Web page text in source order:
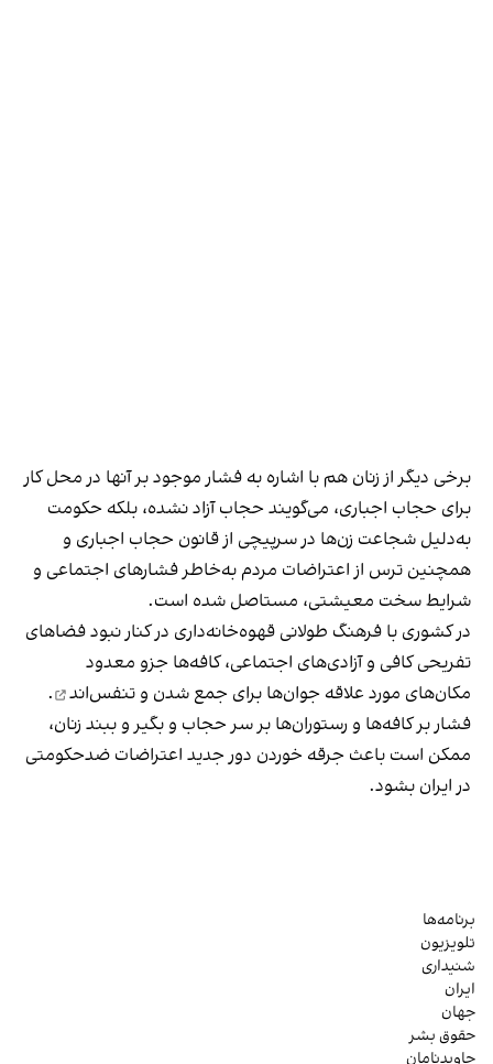
برخی دیگر از زنان هم با اشاره به فشار موجود بر آنها در محل کار
برای حجاب اجباری، می‌گویند حجاب آزاد نشده، بلکه حکومت
به‌دلیل شجاعت زن‌ها در سرپیچی از قانون حجاب اجباری و
همچنین ترس از اعتراضات مردم به‌خاطر فشارهای اجتماعی و
شرایط سخت معیشتی، مستاصل شده است.
در کشوری با فرهنگ طولانی قهوه‌‌خانه‌داری در کنار نبود فضاهای
تفریحی کافی و آزادی‌های اجتماعی، کافه‌ها جزو معدود
مکان‌های مورد علاقه جوان‌ها برای جمع شدن و تنفس‌اند
.
فشار بر کافه‌ها و رستوران‌ها بر سر حجاب و بگیر و ببند زنان،
ممکن است باعث جرقه خوردن دور جدید اعتراضات ضدحکومتی
در ایران بشود.
برنامه‌ها
تلویزیون
شنیداری
ایران
جهان
حقوق بشر
جاویدنامان